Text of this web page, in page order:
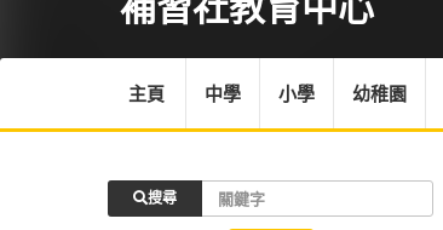
主頁 中學 小學 幼稚園
搜尋